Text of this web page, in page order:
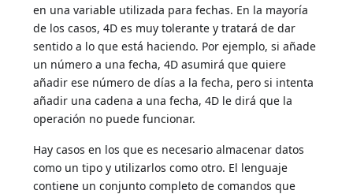
en una variable utilizada para fechas. En la mayoría
de los casos, 4D es muy tolerante y tratará de dar
sentido a lo que está haciendo. Por ejemplo, si añade
un número a una fecha, 4D asumirá que quiere
añadir ese número de días a la fecha, pero si intenta
añadir una cadena a una fecha, 4D le dirá que la
operación no puede funcionar.
Hay casos en los que es necesario almacenar datos
como un tipo y utilizarlos como otro. El lenguaje
contiene un conjunto completo de comandos que